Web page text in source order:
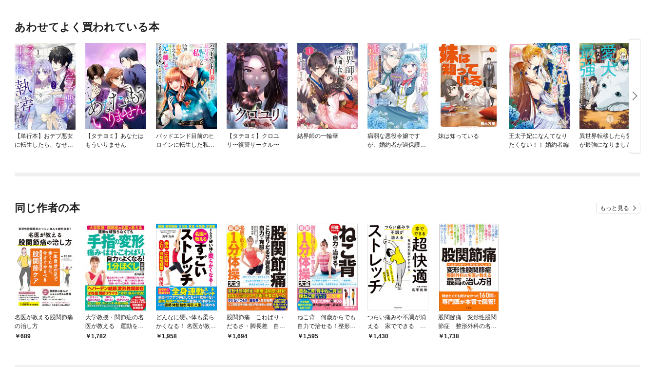
あわせてよく買われている本
【単行本】おデブ悪女
に転生したら、なぜか
【タテヨミ】あなたは
もういりません
バッドエンド目前のヒ
ロインに転生した私、
【タテヨミ】クロユ
リ〜復讐サークル〜
結界師の一輪華
病弱な悪役令嬢です
が、婚約者が過保護す
妹は知っている
王太子妃になんてなり
たくない！！ 婚約者編
異世界転移したら愛犬
が最強になりました ～
シルバーフェンリルと
同じ作者の本 もっと見る
名医が教える股関節痛
の治し方
689
大学教授・関節症の名
医が教える 運動を頑
張らなくても 手指の変
1,782
どんなに硬い体も柔ら
かくなる！ 名医が教え
るすごいストレッチ
1,958
股関節痛 こわばり・
だるさ・脚長差 自力
で克服！ 名医が教え
1,694
ねこ背 何歳からでも
自力で治せる！整形外
科の名医陣が教える最
1,595
つらい痛みや不調が消
える 家でできる 超
快適ストレッチ
1,430
股関節痛 変形性股関
節症 整形外科の名医
が教える 最高の治し
1,738